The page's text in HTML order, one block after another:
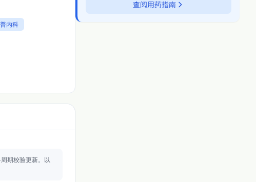
普内科
期校验更新。 以
查阅用药指南